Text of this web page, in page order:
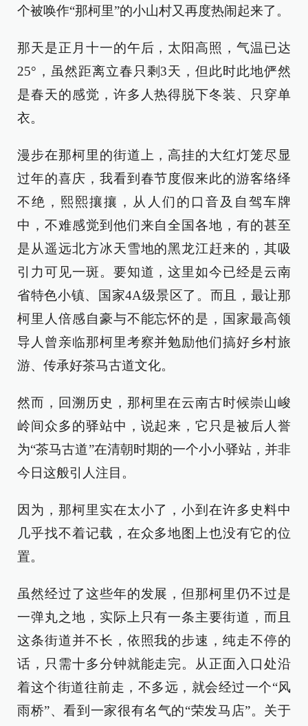
个被唤作“那柯里”的小山村又再度热闹起来了。
那天是正月十一的午后，太阳高照，气温已达
25°，虽然距离立春只剩3天，但此时此地俨然
是春天的感觉，许多人热得脱下冬装、只穿单
衣。
漫步在那柯里的街道上，高挂的大红灯笼尽显
过年的喜庆，我看到春节度假来此的游客络绎
不绝，熙熙攘攘，从人们的口音及自驾车牌
中，不难感觉到他们来自全国各地，有的甚至
是从遥远北方冰天雪地的黑龙江赶来的，其吸
引力可见一斑。要知道，这里如今已经是云南
省特色小镇、国家4A级景区了。而且，最让那
柯里人倍感自豪与不能忘怀的是，国家最高领
导人曾亲临那柯里考察并勉励他们搞好乡村旅
游、传承好茶马古道文化。
然而，回溯历史，那柯里在云南古时候崇山峻
岭间众多的驿站中，说起来，它只是被后人誉
为“茶马古道”在清朝时期的一个小小驿站，并非
今日这般引人注目。
因为，那柯里实在太小了，小到在许多史料中
几乎找不着记载，在众多地图上也没有它的位
置。
虽然经过了这些年的发展，但那柯里仍不过是
一弹丸之地，实际上只有一条主要街道，而且
这条街道并不长，依照我的步速，纯走不停的
话，只需十多分钟就能走完。从正面入口处沿
着这个街道往前走，不多远，就会经过一个“风
雨桥”、看到一家很有名气的“荣发马店”。关于